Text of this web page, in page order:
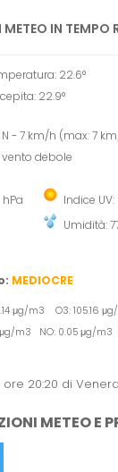
IN TEMPO
22.6°
22.9°
N - 7 km/h (max: 7
vento debole
hPa
Indice UV:
Umidità:
MEDIOCRE
μg/m3 O3: 105.16
μg/m3 NO: 0.05 μg/
20:20 di
METEO E